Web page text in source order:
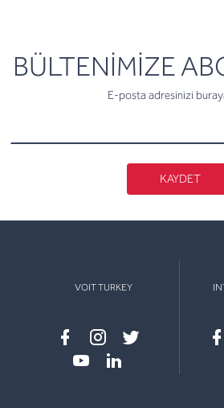
BÜLTENİMİZE
E-posta adresinizi
KAYDET
VOIT TURKEY
Facebook
instagram
twitter